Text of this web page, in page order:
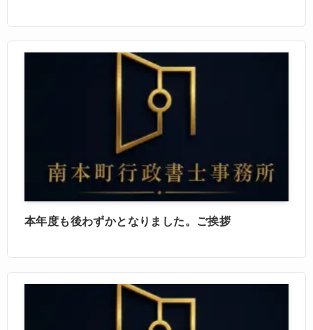
本年度も後わずかとなりました。ご挨拶